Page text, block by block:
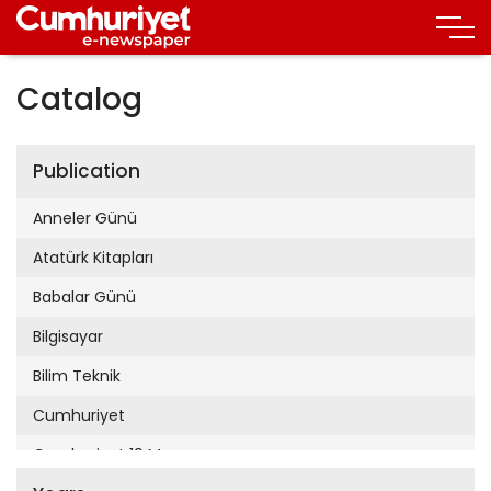
Catalog
Publication
Anneler Günü
Atatürk Kitapları
Babalar Günü
Bilgisayar
Bilim Teknik
Cumhuriyet
Cumhuriyet 19 Mayıs